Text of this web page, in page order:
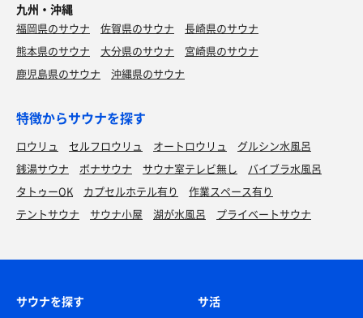
九州・沖縄
福岡県のサウナ 佐賀県のサウナ
長崎県のサウナ
熊本県のサウナ
大分県のサウナ
宮崎県のサウナ
鹿児島県のサウナ
沖縄県のサウナ
特徴からサウナを探す
ロウリュ セルフロウリュ オートロウリュ
グルシン水風呂
銭湯サウナ
ボナサウナ サウナ室テレビ無し
バイブラ水風呂
タトゥーOK
カプセルホテル有り
作業スペース有り
テントサウナ
サウナ小屋 湖が水風呂 プライベートサウナ
サウナを探す サ活